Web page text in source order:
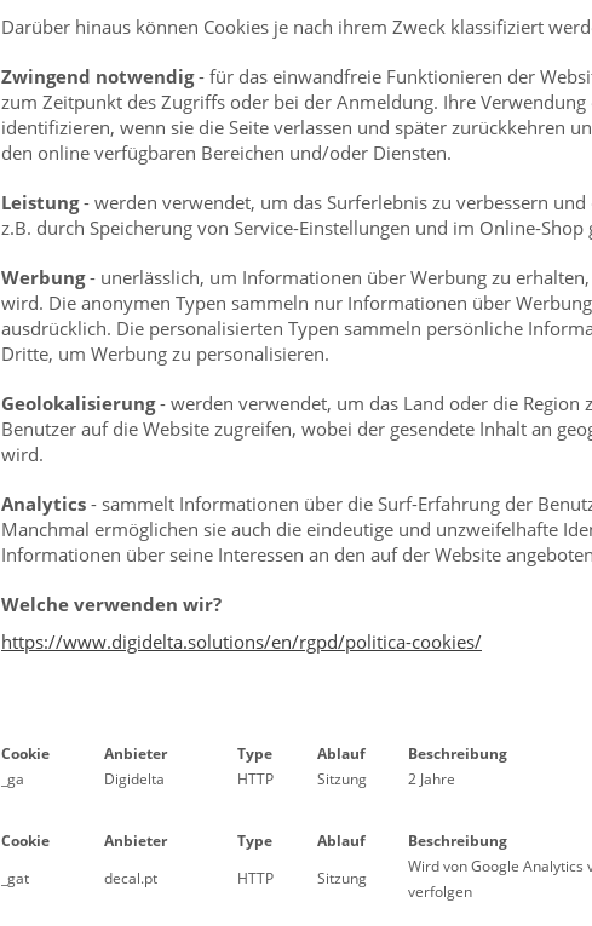
Darüber hinaus können Cookies je nach ihrem Zweck klassifiziert
Zwingend notwendig- für das einwandfreie Funktionieren der
zum Zeitpunkt des Zugriffs oder bei der Anmeldung. Ihre
identifizieren, wenn sie die Seite verlassen und später zurückkehren
den online verfügbaren Bereichen und/oder Diensten.
Leistung- werden verwendet, um das Surferlebnis zu verbessern
z.B. durch Speicherung von Service-Einstellungen und im Online-Shop
Werbung- unerlässlich, um Informationen über Werbung zu
wird. Die anonymen Typen sammeln nur Informationen über
ausdrücklich. Die personalisierten Typen sammeln persönliche
Dritte, um Werbung zu personalisieren.
Geolokalisierung- werden verwendet, um das Land oder die
Benutzer auf die Website zugreifen, wobei der gesendete Inhalt an
wird.
Analytics - sammelt Informationen über die Surf-Erfahrung der
Manchmal ermöglichen sie auch die eindeutige und unzweifelhafte
Informationen über seine Interessen an den auf der Website
Welche verwenden wir?
https://www.digidelta.solutions/en/rgpd/politica-cookies/
Cookie Anbieter Type Ablauf
Beschreibung
_ga
Digidelta HTTP Sitzung 2 Jahre
Cookie Anbieter Type Ablauf
Beschreibung
_gat
decal.pt HTTP Sitzung
Wird von Google
verfolgen